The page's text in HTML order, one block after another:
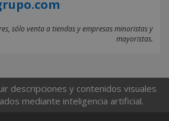
sólo venta a tiendas y empresas minoristas y
mayoristas.
descripciones y contenidos visuales
mediante inteligencia artificial.